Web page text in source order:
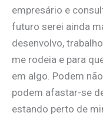
empresário e
futuro serei ainda
desenvolvo,
me rodeia e para
em algo. Podem
podem afastar-se
estando perto de